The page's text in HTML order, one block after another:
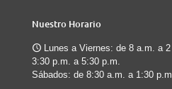
Nuestro Horario
Lunes a Viernes: de 8 a.m. a
3:30 p.m. a 5:30 p.m.
Sábados: de 8:30 a.m. a 1:30 p.m.